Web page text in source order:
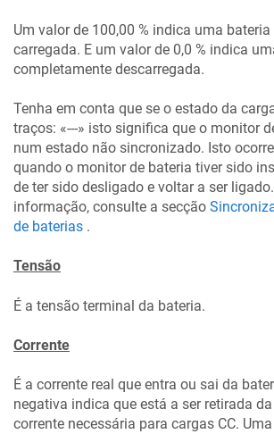
Um valor de 100,00 % indica uma
carregada. E um valor de 0,0 % indica
completamente descarregada.
Tenha em conta que se o estado da
traços: «---» isto significa que o monitor
num estado não sincronizado. Isto
quando o monitor de bateria tiver sido
de ter sido desligado e voltar a ser
informação, consulte a secção
de baterias .
Tensão
É a tensão terminal da bateria.
Corrente
É a corrente real que entra ou sai da
negativa indica que está a ser retirada
corrente necessária para cargas CC.